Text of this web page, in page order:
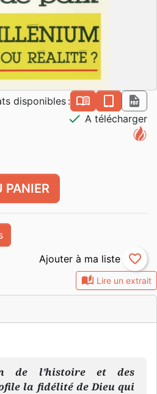
auto_stories Lire un extrait
de l’histoire et des
la fidélité de Dieu qui
disponibles : book_open epub
pdf
check A télécharger
PANIER
favorite_border